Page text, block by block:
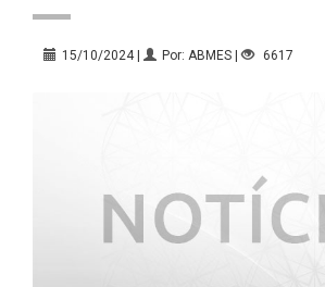
15/10/2024 | Por: ABMES | 6617